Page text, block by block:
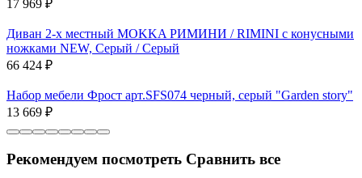
17 969 ₽
Диван 2-х местный MOKKA РИМИНИ / RIMINI с конусными
ножками NEW, Серый / Серый
66 424 ₽
Набор мебели Фрост арт.SFS074 черный, серый "Garden story"
13 669 ₽
Рекомендуем посмотреть Сравнить все